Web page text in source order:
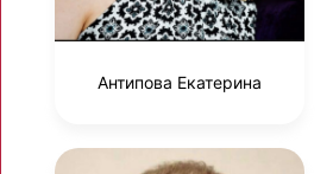
Антипова Екатерина